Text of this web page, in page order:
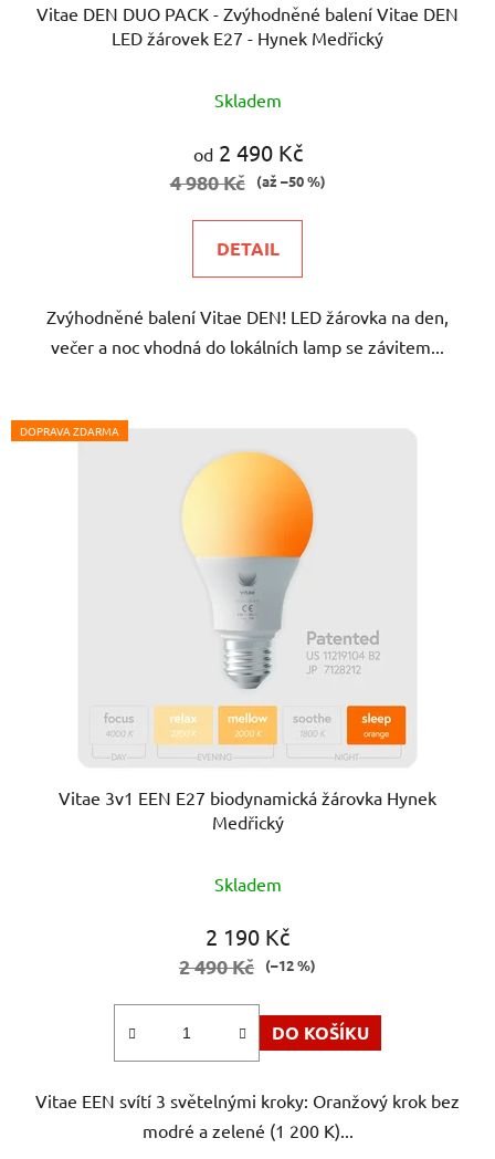
Vitae DEN DUO PACK - Zvýhodněné balení Vitae DEN
LED žárovek E27 - Hynek Medřický
hodnocení
produktu
5
Skladem
od2 490 Kč
4 980 Kč (až –50 %)
DETAIL
Zvýhodněné balení Vitae DEN! LED žárovka na den,
večer a noc vhodná do lokálních lamp se závitem...
DOPRAVA ZDARMA
Vitae 3v1 EEN E27 biodynamická žárovka Hynek
Medřický
hodnocení
produktu
je
Skladem
2 190 Kč
2 490 Kč (–12 %)
DO KOŠÍKU
Vitae EEN svítí 3 světelnými kroky: Oranžový krok bez
modré a zelené (1 200 K)...